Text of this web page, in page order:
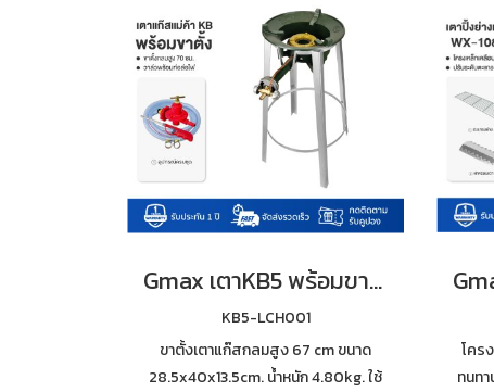
Gmax เตาKB5 พร้อมขาตั้ง อุปกรณ์ครบชุด เตาแม่ค้า เตาแก๊สแรงดันสูง รุ่น KB5-LCH001
KB5-LCH001
ขาตั้งเตาแก๊สกลมสูง 67 cm ขนาด
28.5x40x13.5cm. น้ำหนัก 4.80kg. ใช้
โคร
ทนท